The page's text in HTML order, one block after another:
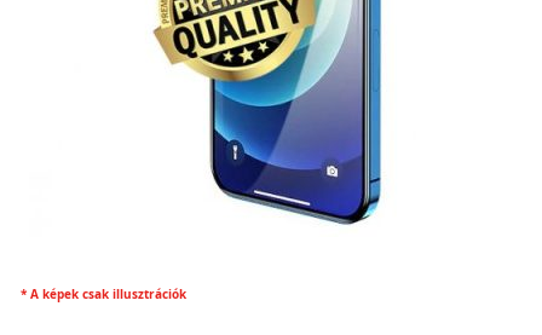
* A képek csak illusztrációk